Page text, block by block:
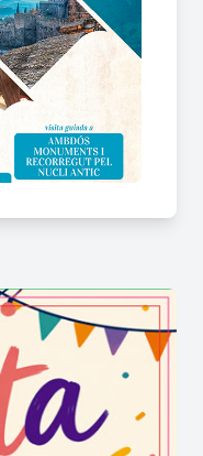
anys gratuït)
pel casc